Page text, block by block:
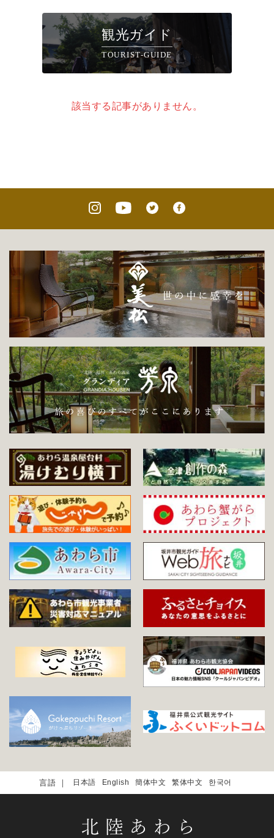
観光ガイド
TOURIST-GUIDE
該当する記事がありません。
日本語 English 簡体中文 繁体中文 한국어